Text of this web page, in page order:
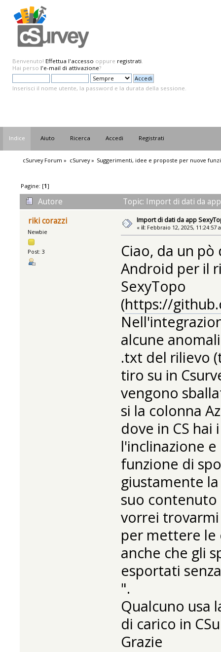
Benvenuto! Effettua l'accesso oppure registrati.
Hai perso l'e-mail di attivazione?
Inserisci il nome utente, la password e la durata della sessione.
Indice Aiuto Ricerca Accedi Registrati
cSurvey Forum » cSurvey» Suggerimenti, idee e proposte per nuove
Pagine: [1]
Autore
Topic: Import di dati da
riki corazzi
Newbie
Post: 3
Import di dati da app
« il: Febbraio 12, 2025, 11:24:57
Ciao, da un
Android per il
SexyTopo
(https://
alcune
.txt del rilievo
tiro su in
vengono
si la colonna
dove in CS
l'inclinazione
funzione di
giustamente
suo contenuto
vorrei
per mettere
anche che gli
esportati
".
Qualcuno usa
di carico in
Grazie